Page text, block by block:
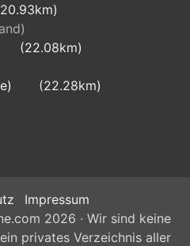
(22.08km)
(22.28km)
Impressum
2026 · Wir sind keine
privates Verzeichnis aller